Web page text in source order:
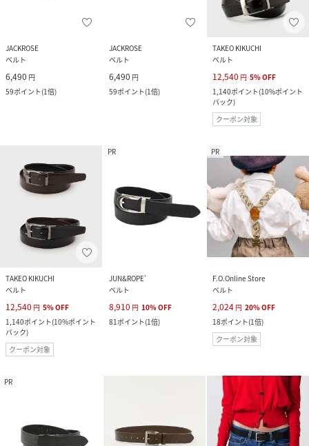
JACKROSE
ベルト
6,490 円
59ポイント(1倍)
JACKROSE
ベルト
6,490 円
59ポイント(1倍)
TAKEO KIKUCHI
ベルト
12,540 円 5%OFF
1,140ポイント(10%ポイント
バック)
クーポン対象
TAKEO KIKUCHI
ベルト
12,540 円 5%OFF
1,140ポイント(10%ポイント
バック)
クーポン対象
PR
JUN&ROPE’
ベルト
8,910 円 10%OFF
81ポイント(1倍)
PR
F.O.Online Store
ベルト
2,024 円 20%OFF
18ポイント(1倍)
クーポン対象
PR